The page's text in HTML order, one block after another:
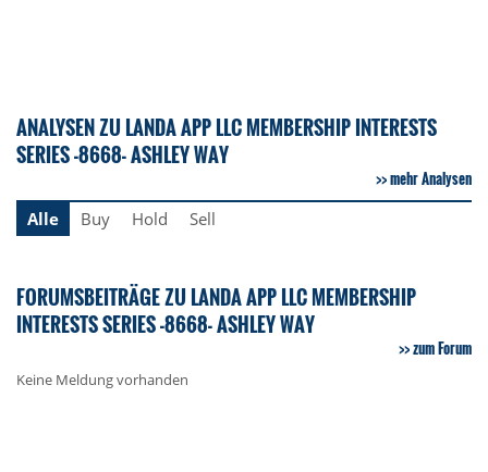
ANALYSEN ZU LANDA APP LLC MEMBERSHIP INTERESTS
SERIES -8668- ASHLEY WAY
mehr Analysen
Alle
Buy Hold Sell
FORUMSBEITRÄGE ZU LANDA APP LLC MEMBERSHIP
INTERESTS SERIES -8668- ASHLEY WAY
zum Forum
Keine Meldung vorhanden